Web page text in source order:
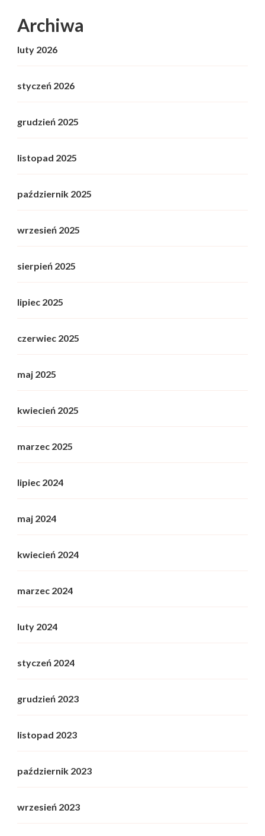
Archiwa
luty 2026
styczeń 2026
grudzień 2025
listopad 2025
październik 2025
wrzesień 2025
sierpień 2025
lipiec 2025
czerwiec 2025
maj 2025
kwiecień 2025
marzec 2025
lipiec 2024
maj 2024
kwiecień 2024
marzec 2024
luty 2024
styczeń 2024
grudzień 2023
listopad 2023
październik 2023
wrzesień 2023